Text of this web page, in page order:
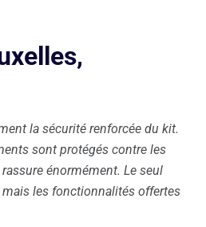
la sécurité renforcée du kit.
sont protégés contre les
énormément. Le seul
les fonctionnalités offertes